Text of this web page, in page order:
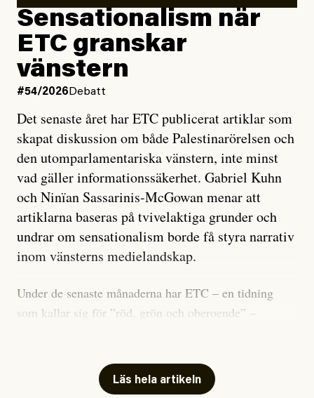
Sensationalism när
ETC granskar
vänstern
#54/2026 Debatt
Det senaste året har ETC publicerat artiklar som
skapat diskussion om både Palestinarörelsen och
den utomparlamentariska vänstern, inte minst
vad gäller informationssäkerhet. Gabriel Kuhn
och Ninïan Sassarinis-McGowan menar att
artiklarna baseras på tvivelaktiga grunder och
undrar om sensationalism borde få styra narrativ
inom vänsterns medielandskap.
Under de senaste månaderna har ETC – en tidning
som kallar sig för ”röd, grön och oberoende” –
skriver för? Vad betyder det att vara en ”röd, grön och
oberoende” tidning? Och vad är egentligen bra
Läs hela artikeln